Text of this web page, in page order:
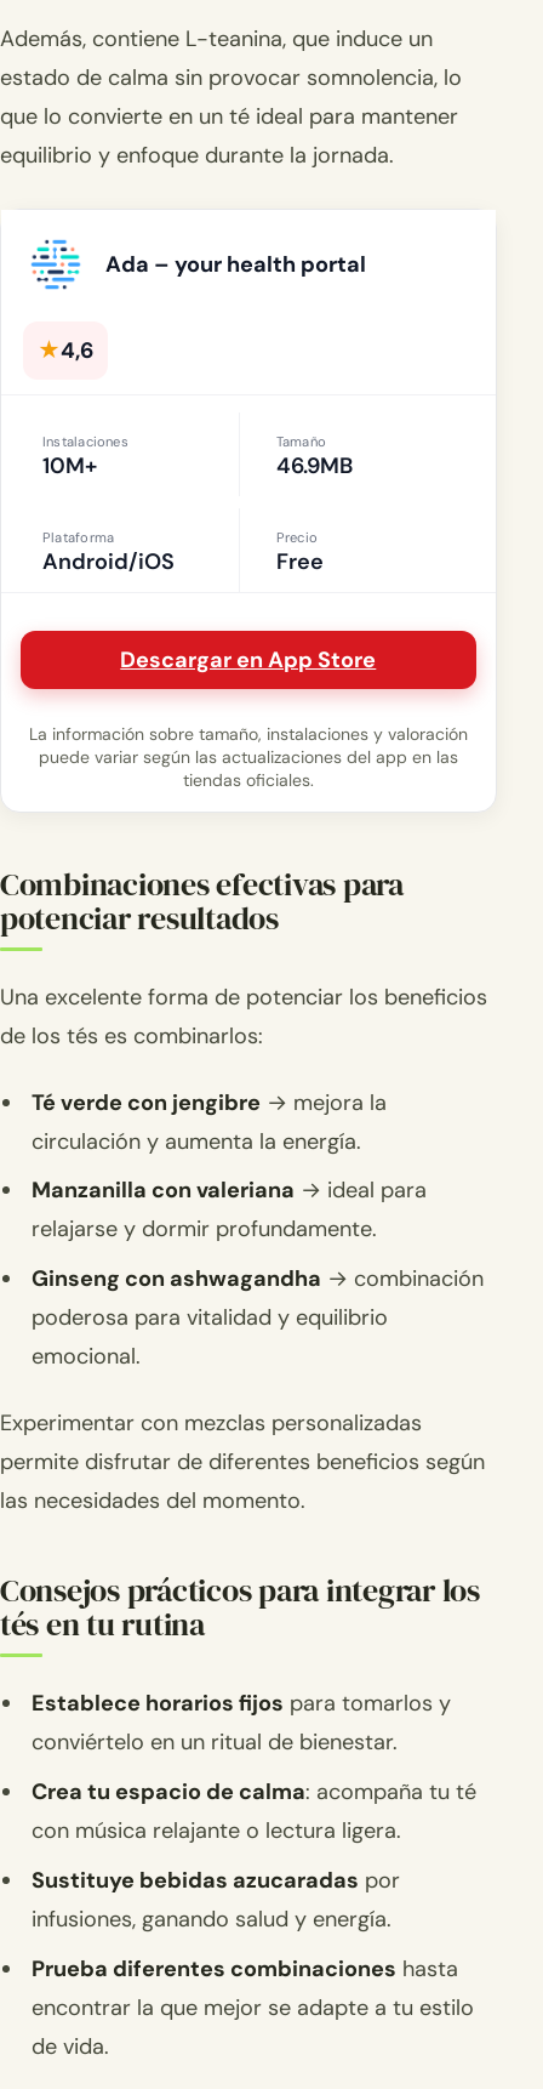
Además, contiene L-teanina, que induce un
estado de calma sin provocar somnolencia, lo
que lo convierte en un té ideal para mantener
equilibrio y enfoque durante la jornada.
Ada – your health portal
★4,6
Instalaciones
10M+
Tamaño
46.9MB
Plataforma
Android/iOS
Precio
Free
Descargar en App Store
La información sobre tamaño, instalaciones y valoración
puede variar según las actualizaciones del app en las
tiendas oficiales.
Combinaciones efectivas para
potenciar resultados
Una excelente forma de potenciar los beneficios
de los tés es combinarlos:
Té verde con jengibre → mejora la
circulación y aumenta la energía.
Manzanilla con valeriana → ideal para
relajarse y dormir profundamente.
Ginseng con ashwagandha → combinación
poderosa para vitalidad y equilibrio
emocional.
Experimentar con mezclas personalizadas
permite disfrutar de diferentes beneficios según
las necesidades del momento.
Consejos prácticos para integrar los
tés en tu rutina
Establece horarios fijos para tomarlos y
conviértelo en un ritual de bienestar.
Crea tu espacio de calma: acompaña tu té
con música relajante o lectura ligera.
Sustituye bebidas azucaradas por
infusiones, ganando salud y energía.
Prueba diferentes combinaciones hasta
encontrar la que mejor se adapte a tu estilo
de vida.